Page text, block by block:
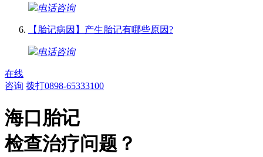
电话咨询
【胎记病因】产生胎记有哪些原因?
电话咨询
在线
咨询 拨打0898-65333100
海口胎记
检查治疗问题？